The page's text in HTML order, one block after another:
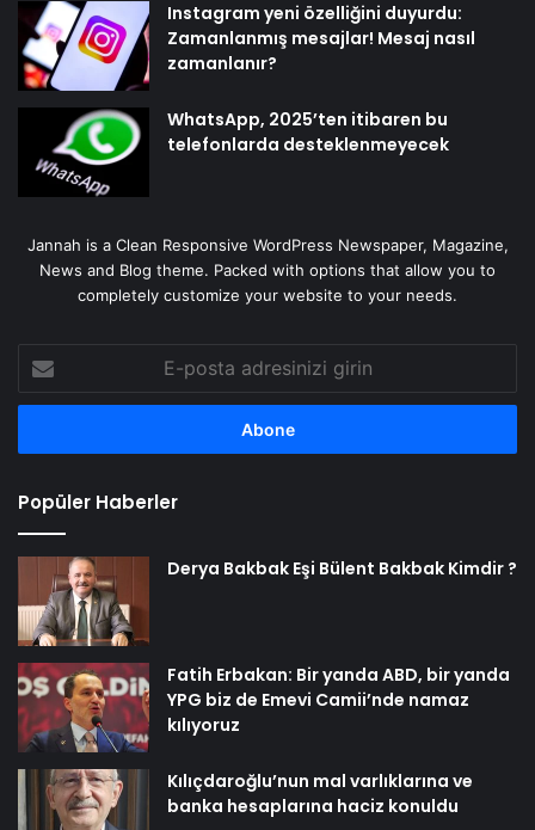
Instagram yeni özelliğini duyurdu:
Zamanlanmış mesajlar! Mesaj nasıl
zamanlanır?
WhatsApp, 2025’ten itibaren bu
telefonlarda desteklenmeyecek
Jannah is a Clean Responsive WordPress Newspaper, Magazine,
News and Blog theme. Packed with options that allow you to
completely customize your website to your needs.
posta
adresinizi
Popüler Haberler
Derya Bakbak Eşi Bülent Bakbak Kimdir ?
Fatih Erbakan: Bir yanda ABD, bir yanda
YPG biz de Emevi Camii’nde namaz
kılıyoruz
Kılıçdaroğlu’nun mal varlıklarına ve
banka hesaplarına haciz konuldu